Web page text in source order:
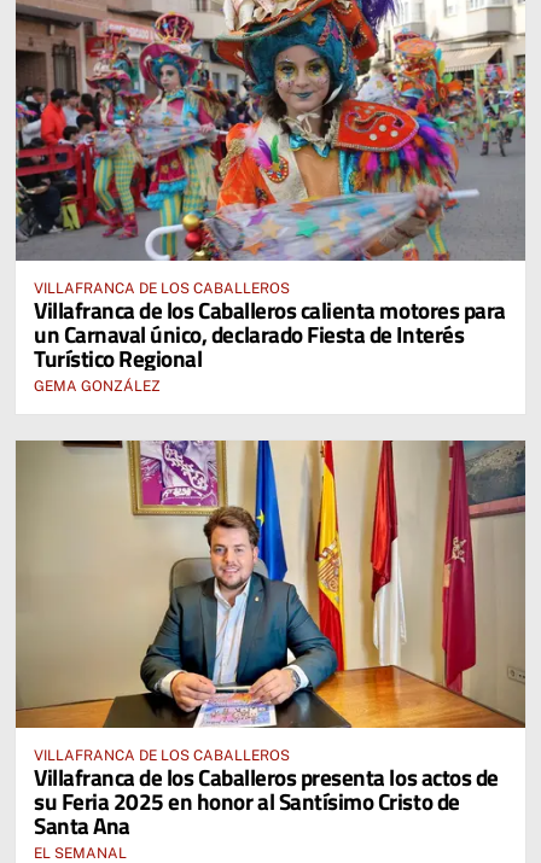
VILLAFRANCA DE LOS CABALLEROS
Villafranca de los Caballeros calienta motores para
un Carnaval único, declarado Fiesta de Interés
Turístico Regional
GEMA GONZÁLEZ
VILLAFRANCA DE LOS CABALLEROS
Villafranca de los Caballeros presenta los actos de
su Feria 2025 en honor al Santísimo Cristo de
Santa Ana
EL SEMANAL